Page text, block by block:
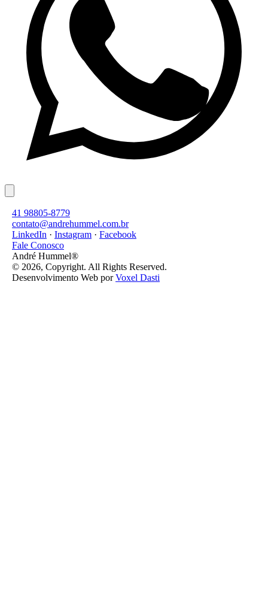
41 98805-8779
contato@andrehummel.com.br
LinkedIn · Instagram · Facebook
Fale Conosco
André Hummel®
© 2026, Copyright. All Rights Reserved.
Desenvolvimento Web porVoxel Dasti